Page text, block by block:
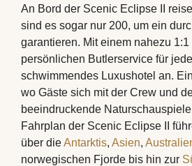
An Bord der Scenic Eclipse II
sind es sogar nur 200, um ein
garantieren. Mit einem nahezu
persönlichen Butlerservice für
schwimmendes Luxushotel an.
wo Gäste sich mit der Crew und
beeindruckende
Fahrplan der Scenic Eclipse II
über dieAntarktis, Asien,
norwegischen Fjorde bis hin zur